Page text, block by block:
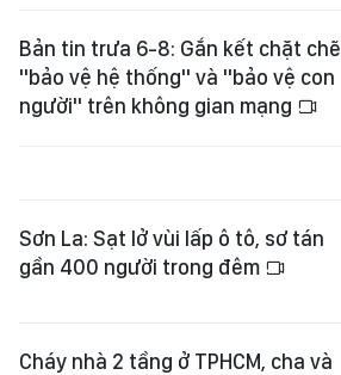
Bản tin trưa 6-8: Gắn kết chặt chẽ
"bảo vệ hệ thống" và "bảo vệ con
người" trên không gian mạng
Sơn La: Sạt lở vùi lấp ô tô, sơ tán
gần 400 người trong đêm
Cháy nhà 2 tầng ở TPHCM, cha và